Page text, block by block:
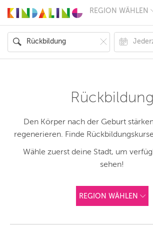
REGION WÄHLEN
MÜNCHEN
HAMBURG
FRANKFURT
KÖLN
HANNOVER
DRESDEN
WIEN
ZÜRICH
REGIONEN
Rückbildung
Den Körper nach der Geburt
regenerieren. Finde
Wähle zuerst deine Stadt, um
sehen!
REGION WÄHLEN